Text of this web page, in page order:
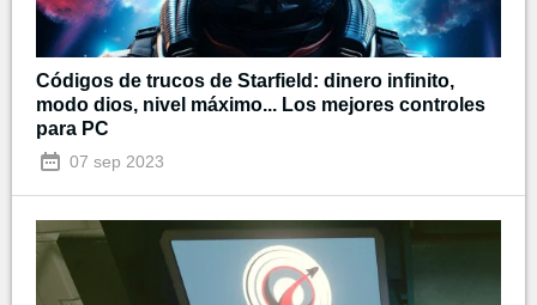
Códigos de trucos de Starfield: dinero infinito,
modo dios, nivel máximo... Los mejores controles
para PC
07 sep 2023